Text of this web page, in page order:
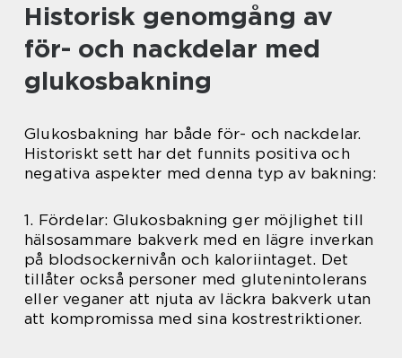
Historisk genomgång av
för- och nackdelar med
glukosbakning
Glukosbakning har både för- och nackdelar.
Historiskt sett har det funnits positiva och
negativa aspekter med denna typ av bakning:
1. Fördelar: Glukosbakning ger möjlighet till
hälsosammare bakverk med en lägre inverkan
på blodsockernivån och kaloriintaget. Det
tillåter också personer med glutenintolerans
eller veganer att njuta av läckra bakverk utan
att kompromissa med sina kostrestriktioner.